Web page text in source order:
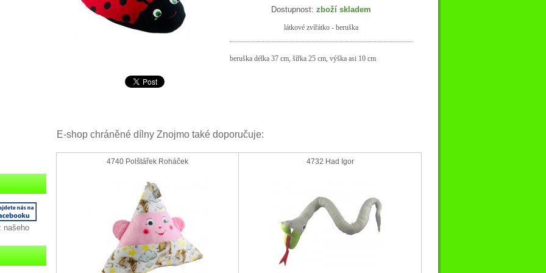
našeho
Dostupnost: zboží skladem
látkové zvířátko - beruška
beruška délka 37 cm, šířka 25 cm, výška asi 10 cm
E-shop chráněné dílny Znojmo také doporučuje:
4740 Polštářek Roháček 4732 Had Igor